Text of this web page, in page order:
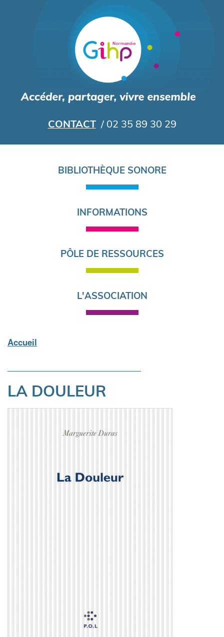
au
contenu
principal
CONTACT / 02 35 89 30 29
BIBLIOTHÈQUE SONORE
INFORMATIONS
PÔLE DE RESSOURCES
L'ASSOCIATION
Accueil
LA DOULEUR